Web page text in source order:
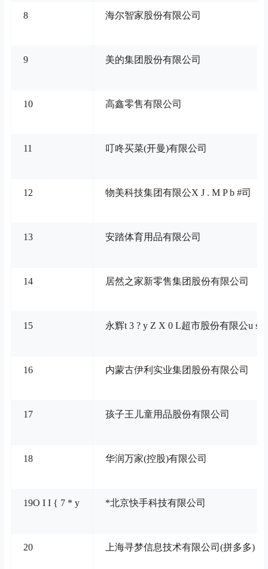
8 海尔智家股份有限公司
9 美的集团股份有限公司
10 高鑫零售有限公司
11 叮咚买菜(开曼)有限公司
12 物美科技集团有限公X J . M P b #司
13 安踏体育用品有限公司
14 居然之家新零售集团股份有限公司
15 永辉t 3 ? y Z X 0 L超市股份有限公u s
16 内蒙古伊利实业集团股份有限公司
17 孩子王儿童用品股份有限公司
18 华润万家(控股)有限公司
19O I I { 7 * y *北京快手科技有限公司
20 上海寻梦信息技术有限公司(拼多多)